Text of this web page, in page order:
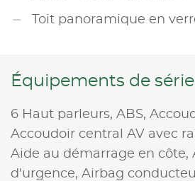
Toit panoramique en
Équipements de série
6 Haut parleurs, ABS,
Accoudoir central AV avec
Aide au démarrage en côte,
d'urgence, Airbag